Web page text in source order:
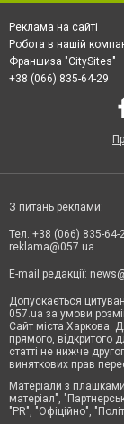
Реклама на сайті
Робота в нашій
Франшиза "CitySites"
+38 (066) 835-64-29
З питань реклами:
Тел.:+38 (066) 835-64-
reklama@057.ua
E-mail редакції:
Допускається
057.ua за умови
Сайт міста Харкова.
прямого, відкритого
статті не нижче
виняткових прав
Матеріали з
матеріал",
"PR", "Офіційно",